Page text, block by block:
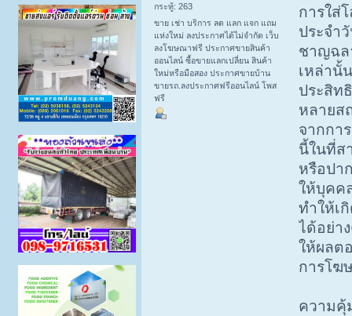
กระทู้: 263
ขาย เช่า บริการ ลด แลก แจก แถม
แห่งใหม่ ลงประกาศได้ไม่จำกัด เว็บ
ลงโฆษณาฟรี ประกาศขายสินค้า
ออนไลน์ ซื้อขายแลกเปลี่ยน สินค้า
ใหม่หรือมือสอง ประกาศขายบ้าน
ขายรถ.ลงประกาศฟรีออนไลน์ โพส
ฟรี
การใส่
ประจำ
ชาญฉล
เหล่านั้
ประสิท
หลายส
จากกา
นี้ในที่ส
หรือปา
ให้บุคค
ทำให้เ
ได้อย่า
ให้ผลต
การโฆ
ความคุ้